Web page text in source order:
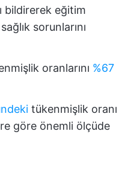
bildirerek eğitim
sorunlarını
oranlarını %67
tükenmişlik oranı
göre önemli ölçüde